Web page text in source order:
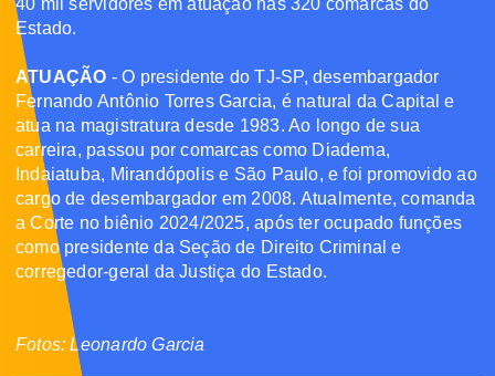
40 mil servidores em atuação nas 320 comarcas do
Estado.
ATUAÇÃO - O presidente do TJ-SP, desembargador
Fernando Antônio Torres Garcia, é natural da Capital e
atua na magistratura desde 1983. Ao longo de sua
carreira, passou por comarcas como Diadema,
Indaiatuba, Mirandópolis e São Paulo, e foi promovido ao
cargo de desembargador em 2008. Atualmente, comanda
a Corte no biênio 2024/2025, após ter ocupado funções
como presidente da Seção de Direito Criminal e
corregedor-geral da Justiça do Estado.
Fotos: Leonardo Garcia